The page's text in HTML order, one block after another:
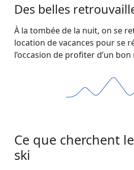
Des belles
À la tombée de la nuit, on se
location de vacances pour se
l’occasion de profiter d’un
Ce que cherchent
ski